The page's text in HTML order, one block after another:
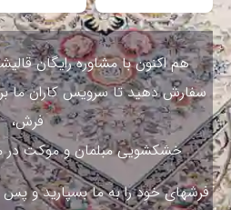
هم اکنون با مشاوره رایگان
سفارش دهید تا سرویس کاران ما
فرش،
خشکشویی مبلمان و موکت
فرشهای خود را به ما بسپارید و